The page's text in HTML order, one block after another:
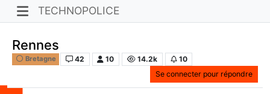
TECHNOPOLICE
Rennes
Bretagne 42 10 14.2k
10
Se connecter pour répondre